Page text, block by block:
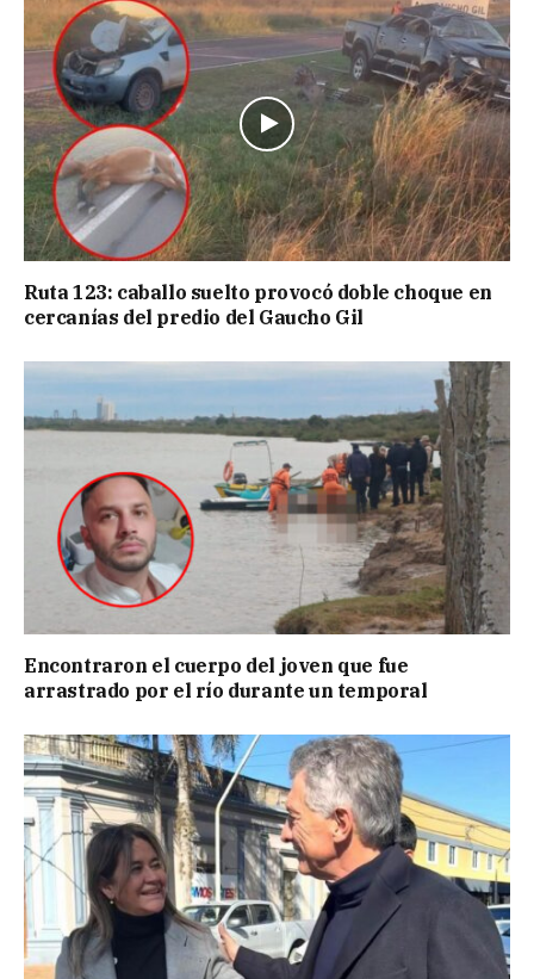
Ruta 123: caballo suelto provocó doble choque en
cercanías del predio del Gaucho Gil
Encontraron el cuerpo del joven que fue
arrastrado por el río durante un temporal